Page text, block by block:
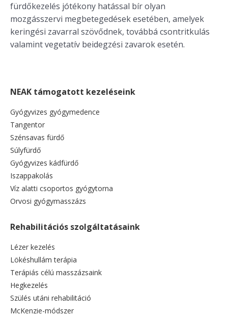
fürdőkezelés jótékony hatással bír olyan
mozgásszervi megbetegedések esetében, amelyek
keringési zavarral szövődnek, továbbá csontritkulás
valamint vegetatív beidegzési zavarok esetén.
NEAK támogatott kezeléseink
Gyógyvizes gyógymedence
Tangentor
Szénsavas fürdő
Súlyfürdő
Gyógyvizes kádfürdő
Iszappakolás
Víz alatti csoportos gyógytorna
Orvosi gyógymasszázs
Rehabilitációs szolgáltatásaink
Lézer kezelés
Lökéshullám terápia
Terápiás célú masszázsaink
Hegkezelés
Szülés utáni rehabilitáció
McKenzie-módszer